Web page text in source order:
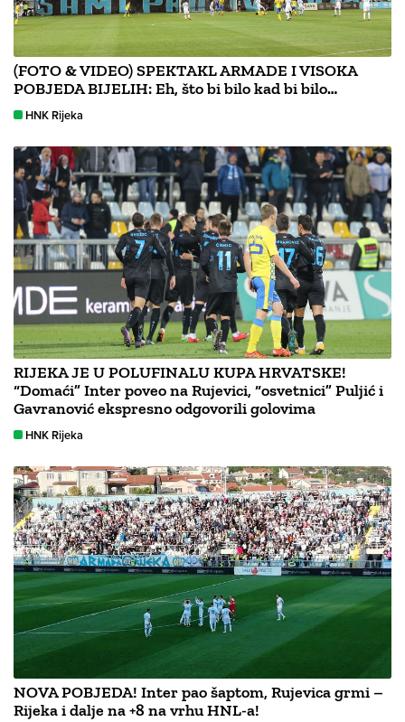
(FOTO & VIDEO) SPEKTAKL ARMADE I VISOKA
POBJEDA BIJELIH: Eh, što bi bilo kad bi bilo…
HNK Rijeka
RIJEKA JE U POLUFINALU KUPA HRVATSKE!
“Domaći” Inter poveo na Rujevici, “osvetnici” Puljić i
Gavranović ekspresno odgovorili golovima
HNK Rijeka
NOVA POBJEDA! Inter pao šaptom, Rujevica grmi –
Rijeka i dalje na +8 na vrhu HNL-a!